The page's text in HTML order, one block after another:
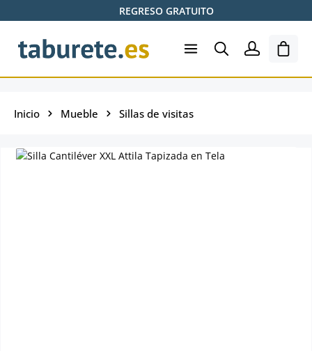
Saltar al contenido principalREGRESO GRATUITO
El
Inicio Mueble Sillas de visitas